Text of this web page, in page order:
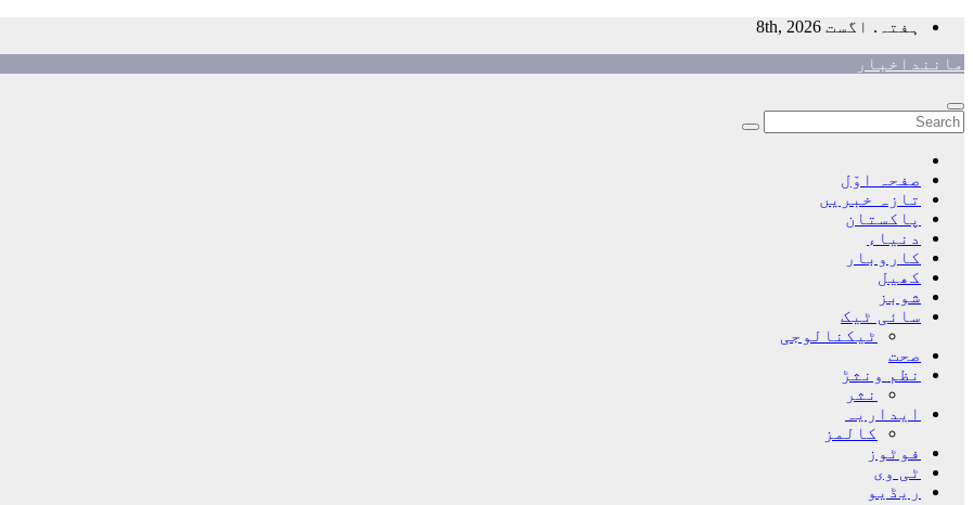
Skip
content
ہفتہ. اگست 8th, 2026
ماننداخبار
صفحہ اوّل
تازہ خبریں
پاکستان
دنیاء
کاروبار
کھیل
شوبز
سائی ٹیک
ٹیکنالوجی
صحت
نظم ونثڑ
نثر
ایداریہ
کالمز
فوٹوز
ٹی وی
ریڈیو